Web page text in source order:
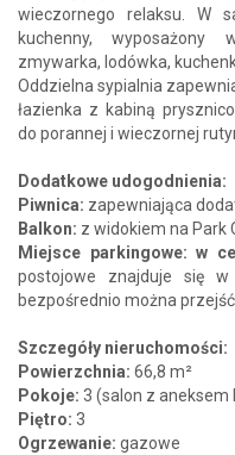
wieczornego relaksu. W
kuchenny, wyposażony
zmywarka, lodówka,
Oddzielna sypialnia
łazienka z kabiną
do porannej i wieczornej
Dodatkowe udogodnienia:
Piwnica: zapewniająca
Balkon: z widokiem na Park
Miejsce parkingowe: w
postojowe znajduje się
bezpośrednio można
Szczegóły nieruchomości:
Powierzchnia: 66,8 m²
Pokoje: 3 (salon z aneksem
Piętro: 3
Ogrzewanie: gazowe